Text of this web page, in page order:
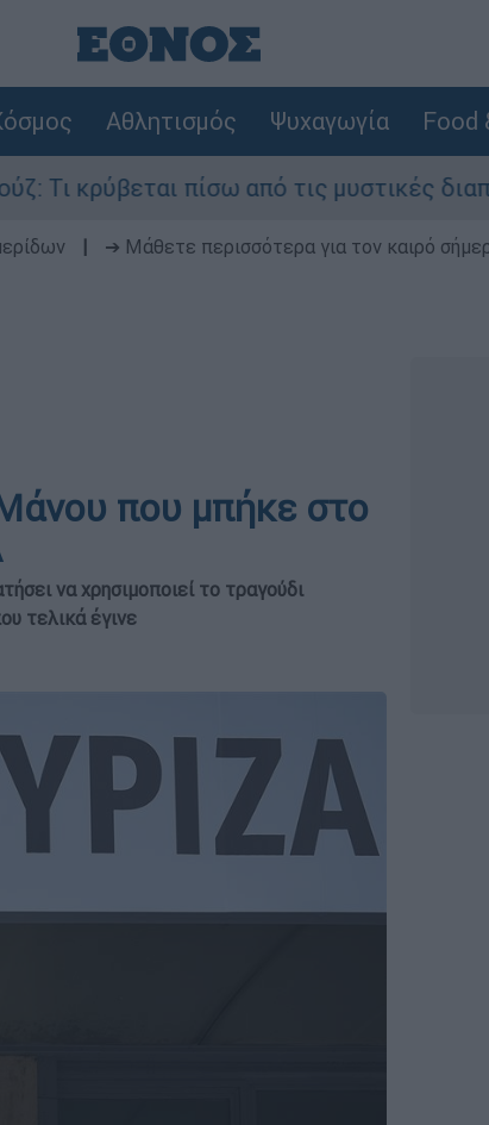
Αθλητισμός Ψυχαγωγία Food
πίσω από τις μυστικές
➔ Μάθετε περισσότερα για τον καιρό
που μπήκε στο
να χρησιμοποιεί το τραγούδι
τελικά έγινε